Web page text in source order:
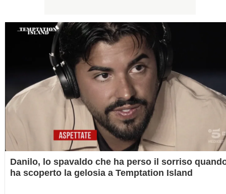
Danilo, lo spavaldo che ha perso il sorriso
ha scoperto la gelosia a Temptation Island